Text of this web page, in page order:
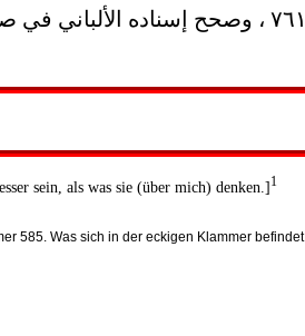
sein, als was sie (über mich) denken.] 1
585. Was sich in der eckigen Klammer